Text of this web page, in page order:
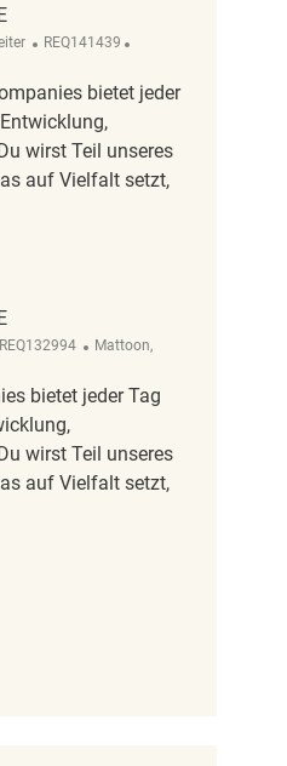
ReqId
REQ141439
bietet jeder
wirst Teil unseres
auf Vielfalt setzt,
ReqId
REQ132994 Ort
Mattoon,
bietet jeder Tag
wirst Teil unseres
auf Vielfalt setzt,